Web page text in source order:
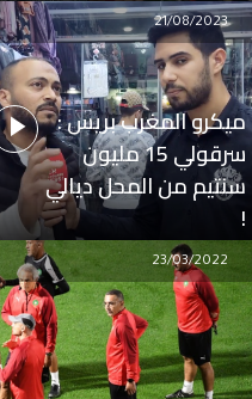
ميكرو المغرب بريس :
سرقولي 15 مليون
سنتيم من المحل ديالي
!
21/08/2023
23/03/2022